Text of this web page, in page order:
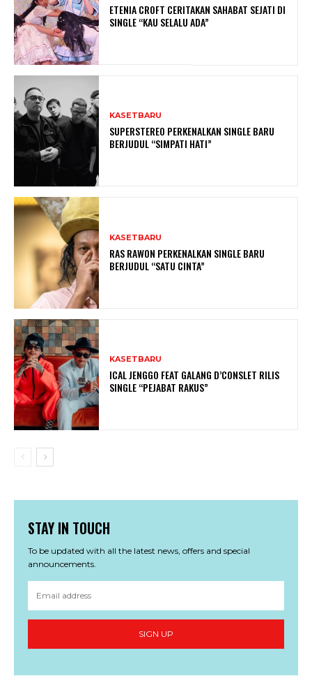
ETENIA CROFT CERITAKAN SAHABAT SEJATI DI
SINGLE “KAU SELALU ADA”
KASETBARU
SUPERSTEREO PERKENALKAN SINGLE BARU
BERJUDUL “SIMPATI HATI”
KASETBARU
RAS RAWON PERKENALKAN SINGLE BARU
BERJUDUL “SATU CINTA”
KASETBARU
ICAL JENGGO FEAT GALANG D’CONSLET RILIS
SINGLE “PEJABAT RAKUS”
STAY IN TOUCH
To be updated with all the latest news, offers and special
announcements.
SIGN UP